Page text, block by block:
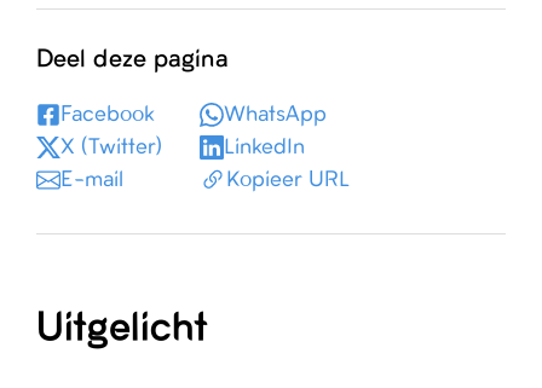
Deel deze pagina
Facebook
WhatsApp
X (Twitter)
LinkedIn
E-mail
Kopieer URL
Uitgelicht